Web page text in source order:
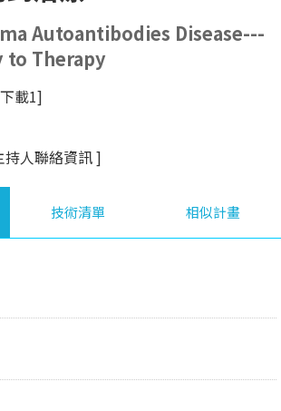
Autoantibodies Disease---
to Therapy
載1]
持人聯絡資訊]
技術清單 相似計畫